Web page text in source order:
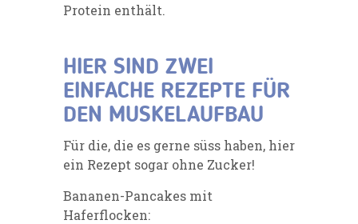
Protein enthält.
HIER SIND ZWEI
EINFACHE REZEPTE FÜR
DEN MUSKELAUFBAU
Für die, die es gerne süss haben, hier
ein Rezept sogar ohne Zucker!
Bananen-Pancakes mit
Haferflocken: